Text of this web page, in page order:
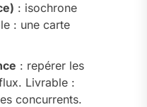
: isochrone
: une carte
: repérer les
Livrable :
concurrents.